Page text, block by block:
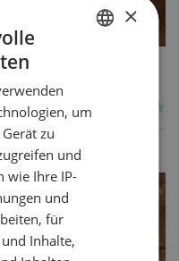
×
um
zu
und
wie Ihre IP-
und
für
Inhalte,